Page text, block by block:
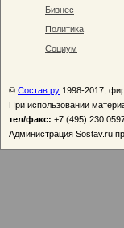
Бизнес
Политика
Социум
© Состав.ру 1998-2017,
При использовании
тел/факс: +7 (495) 230
Администрация Sostav.ru